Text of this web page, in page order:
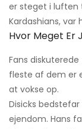
er steget i luften
Kardashians,
Hvor Meget
Fans
fleste af dem er
at vokse op.
Disicks
ejendom. Hans